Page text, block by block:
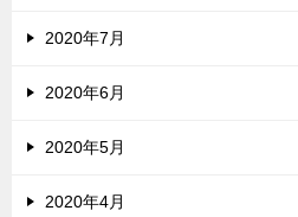
2020年7月
2020年6月
2020年5月
2020年4月